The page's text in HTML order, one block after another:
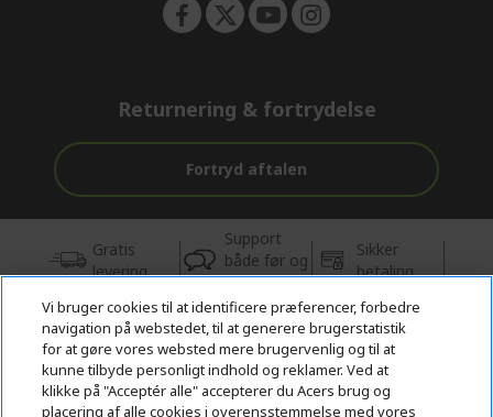
Returnering & fortrydelse
Fortryd aftalen
Gratis
levering
Support
både før og
efter købet
Sikker
betaling
© 2026 Acer Inc.
CPYou BV er autoriseret forhandler og sælger af de produkter og
tjenester, der tilbydes i denne butik.
Vi bruger cookies til at identificere præferencer, forbedre
navigation på webstedet, til at generere brugerstatistik
for at gøre vores websted mere brugervenlig og til at
kunne tilbyde personligt indhold og reklamer. Ved at
klikke på "Acceptér alle" accepterer du Acers brug og
placering af alle cookies i overensstemmelse med vores